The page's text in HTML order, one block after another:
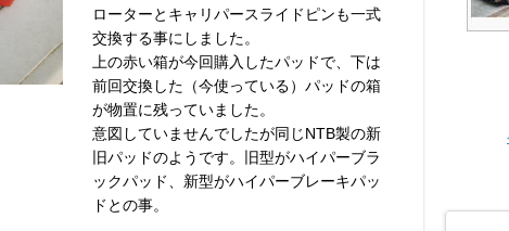
ローターとキャリパースライドピンも一式
交換する事にしました。
上の赤い箱が今回購入したパッドで、下は
前回交換した（今使っている）パッドの箱
が物置に残っていました。
意図していませんでしたが同じNTB製の新
旧パッドのようです。旧型がハイパーブラ
ックパッド、新型がハイパーブレーキパッ
ドとの事。